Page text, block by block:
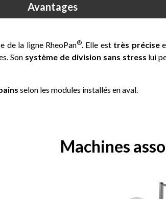
Avantages
de la ligne RheoPan®. Elle est très précise
Son système de division sans stress lui
selon les modules installés en aval.
Machines